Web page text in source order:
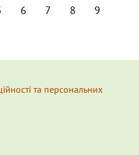
6 7 8
9
та персональних